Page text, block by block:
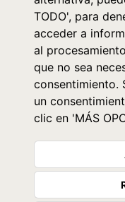
TODO', para
acceder a
al
que no sea
consentimiento.
un
clic en 'MÁS